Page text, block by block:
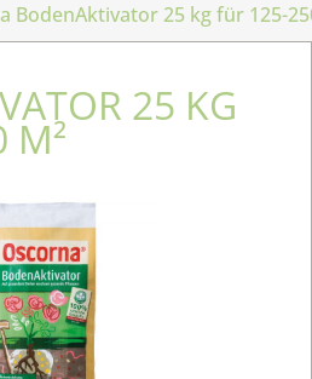
BodenAktivator 25 kg für 125-
25 KG
M²